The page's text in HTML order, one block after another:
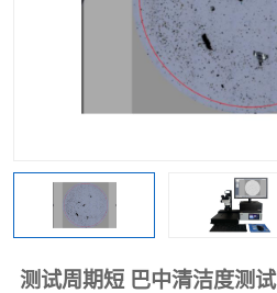
测试周期短 巴中清洁度测试